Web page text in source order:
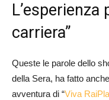
L’esperienza
carriera”
Queste le parole dello
della Sera, ha fatto
avventura di “Viva